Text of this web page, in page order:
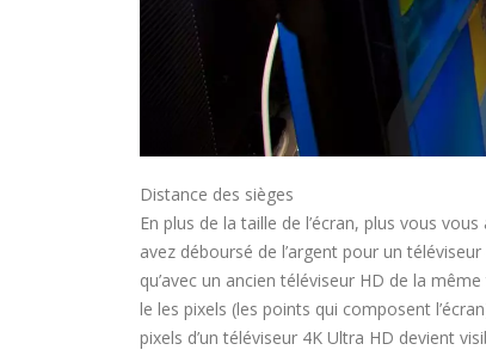
Distance des sièges
En plus de la taille de l’écran, plus vous
avez déboursé de l’argent pour un
qu’avec un ancien téléviseur HD de la
le les pixels (les points qui composent
pixels d’un téléviseur 4K Ultra HD devient